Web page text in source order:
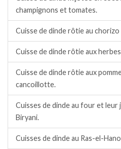
champignons et tomates.
Cuisse de dinde rôtie au chorizo
Cuisse de dinde rôtie aux
Cuisse de dinde rôtie aux
cancoillotte.
Cuisses de dinde au four et leur
Biryani.
Cuisses de dinde au Ras-el-